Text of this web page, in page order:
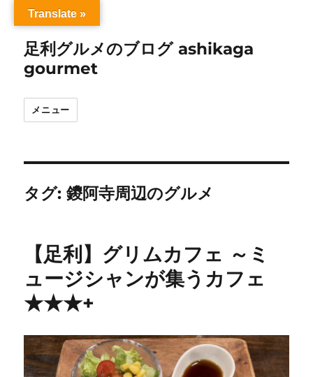
足利グルメのブログ ashikaga
gourmet
メニュー
タグ:鑁阿寺周辺のグルメ
【足利】グリムカフェ ～ミ
ュージシャンが集うカフェ
★★★+
Translate »